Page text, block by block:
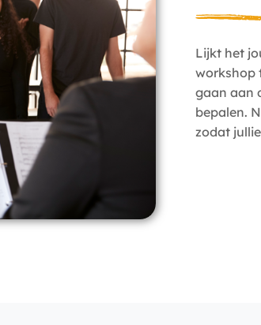
Lijkt het
workshop
gaan aan
bepalen.
zodat